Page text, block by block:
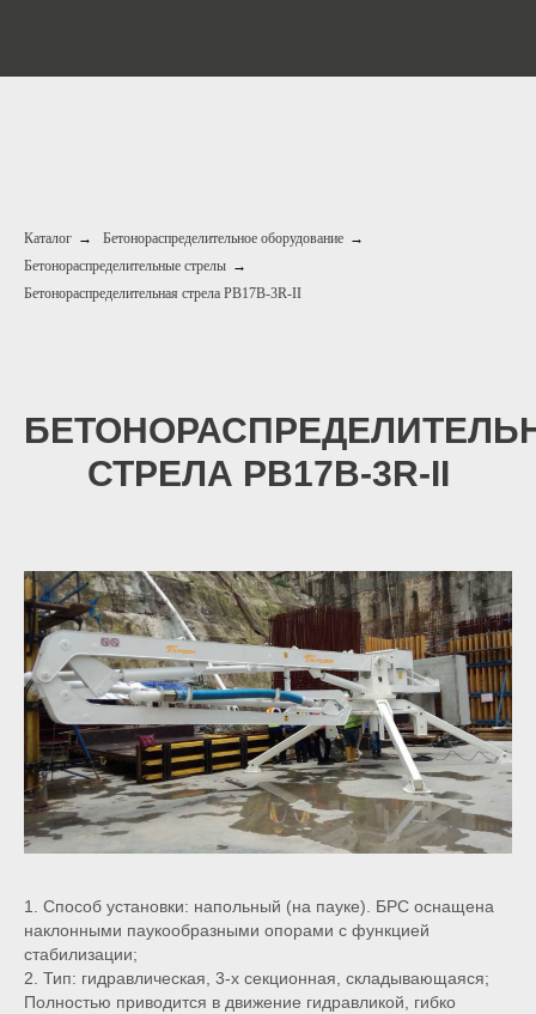
Каталог → Бетонораспределительное оборудование →
Бетонораспределительные стрелы →
Бетонораспределительная стрела PB17B-3R-II
СТРЕЛА PB17B-3R-II
1. Способ установки: напольный (на пауке). БРС оснащена
наклонными паукообразными опорами с функцией
стабилизации;
2. Тип: гидравлическая, 3-х секционная, складывающаяся;
Полностью приводится в движение гидравликой, гибко